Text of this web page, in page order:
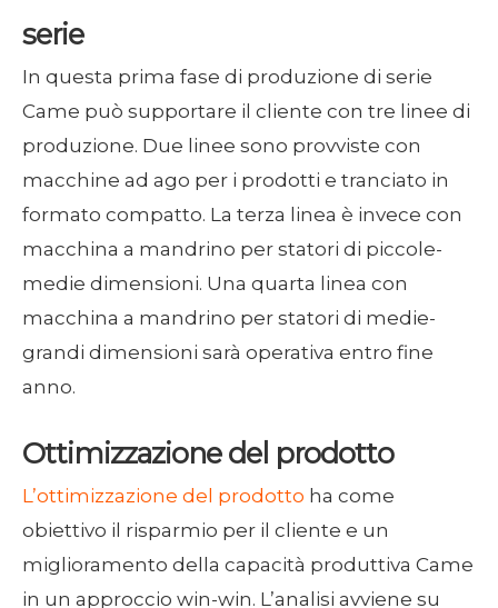
serie
In questa prima fase di produzione di serie
Came può supportare il cliente con tre linee di
produzione. Due linee sono provviste con
macchine ad ago per i prodotti e tranciato in
formato compatto. La terza linea è invece con
macchina a mandrino per statori di piccole-
medie dimensioni. Una quarta linea con
macchina a mandrino per statori di medie-
grandi dimensioni sarà operativa entro fine
anno.
Ottimizzazione del prodotto
L’ottimizzazione del prodotto ha come
obiettivo il risparmio per il cliente e un
miglioramento della capacità produttiva Came
in un approccio win-win. L’analisi avviene su